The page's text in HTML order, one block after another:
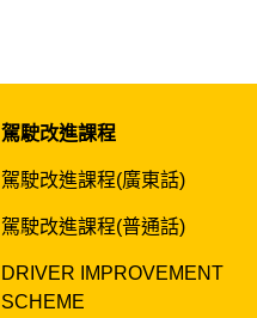
駕駛改進課程
駕駛改進課程(廣東話)
駕駛改進課程(普通話)
DRIVER IMPROVEMENT
SCHEME